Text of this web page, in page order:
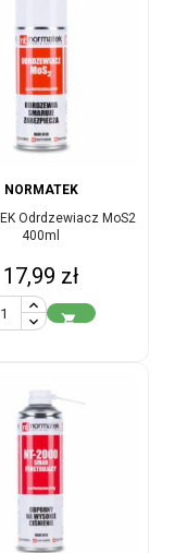
NORMATEK
Odrdzewiacz MoS2
400ml
Cena
17,99 zł
